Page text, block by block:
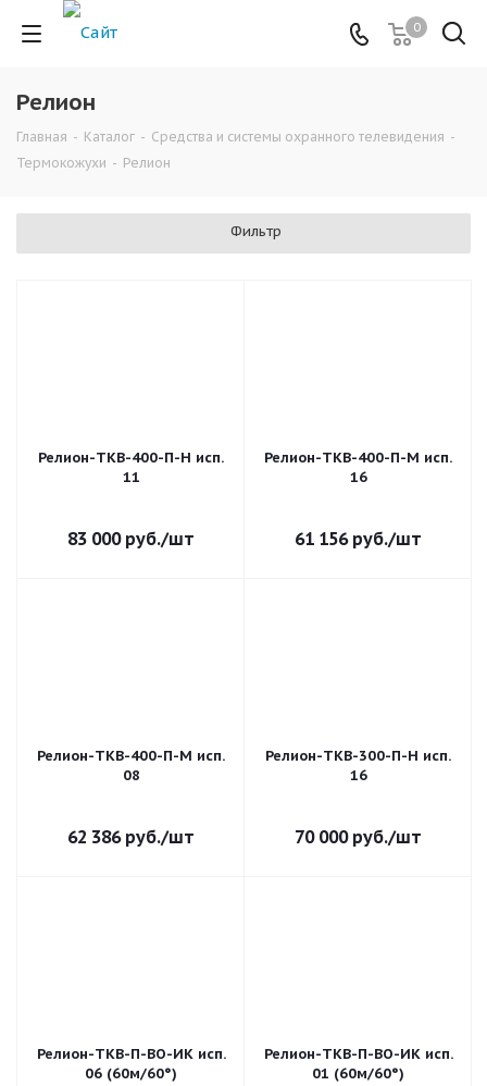
0
Релион
Главная - Каталог - Средства и системы охранного телевидения -
Термокожухи - Релион
Фильтр
Релион-ТКВ-400-П-Н исп.
11
83 000руб./шт
Релион-ТКВ-400-П-М исп.
16
61 156руб./шт
Релион-ТКВ-400-П-М исп.
08
62 386руб./шт
Релион-ТКВ-300-П-Н исп.
16
70 000руб./шт
Релион-ТКВ-П-ВО-ИК исп.
06 (60м/60°)
Релион-ТКВ-П-ВО-ИК исп.
01 (60м/60°)